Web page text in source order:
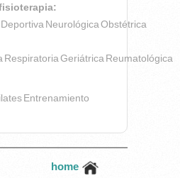
Deportiva NeurológicaObstétrica
RespiratoriaGeriátrica Reumatológica
Entrenamiento
home